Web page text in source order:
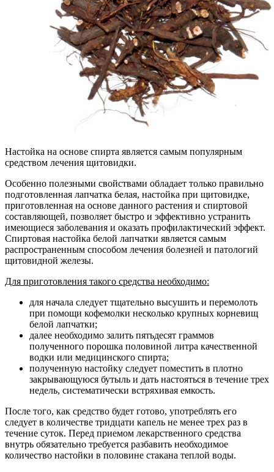
Настойка на основе спирта является самым популярным
средством лечения щитовидки.
Особенно полезными свойствами обладает только правильно
подготовленная лапчатка белая, настойка при щитовидке,
приготовленная на основе данного растения и спиртовой
составляющей, позволяет быстро и эффективно устранить
имеющиеся заболевания и оказать профилактический эффект.
Спиртовая настойка белой лапчатки является самым
распространенным способом лечения болезней и патологий
щитовидной железы.
Для приготовления такого средства необходимо:
для начала следует тщательно высушить и перемолоть
при помощи кофемолки несколько крупных корневищ
белой лапчатки;
далее необходимо залить пятьдесят граммов
полученного порошка половиной литра качественной
водки или медицинского спирта;
полученную настойку следует поместить в плотно
закрывающуюся бутыль и дать настояться в течение трех
недель, систематически встряхивая емкость.
После того, как средство будет готово, употреблять его
следует в количестве тридцати капель не менее трех раз в
течение суток. Перед приемом лекарственного средства
внутрь обязательно требуется разбавить необходимое
количество настойки в половине стакана теплой воды.